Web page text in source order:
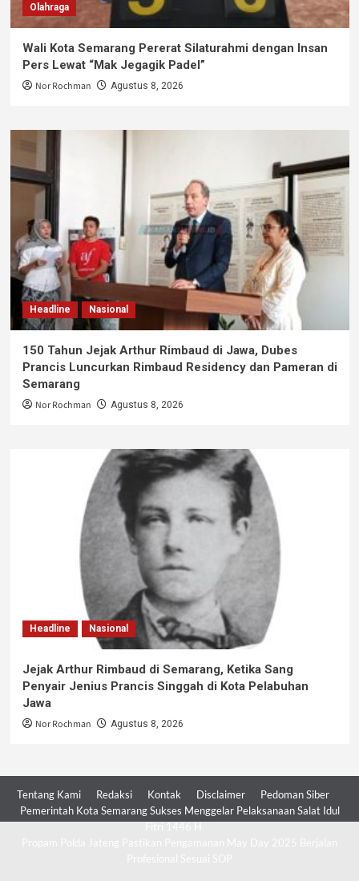
Olahraga
Wali Kota Semarang Pererat Silaturahmi dengan Insan
Pers Lewat “Mak Jegagik Padel”
Nor Rochman Agustus 8, 2026
Headline Nasional
150 Tahun Jejak Arthur Rimbaud di Jawa, Dubes
Prancis Luncurkan Rimbaud Residency dan Pameran di
Semarang
Nor Rochman Agustus 8, 2026
Headline Nasional
Jejak Arthur Rimbaud di Semarang, Ketika Sang
Penyair Jenius Prancis Singgah di Kota Pelabuhan
Jawa
Nor Rochman Agustus 8, 2026
Tentang Kami Redaksi Kontak Disclaimer
Pedoman Siber
Pemerintah Kota Semarang Sukses Menggelar Pelaksanaan Salat Idul
Fitri 1446 H